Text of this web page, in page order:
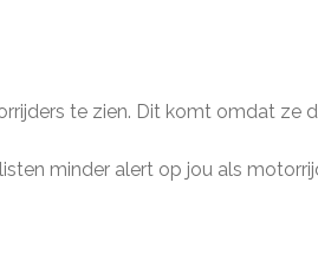
te zien. Dit komt omdat ze
minder alert op jou als